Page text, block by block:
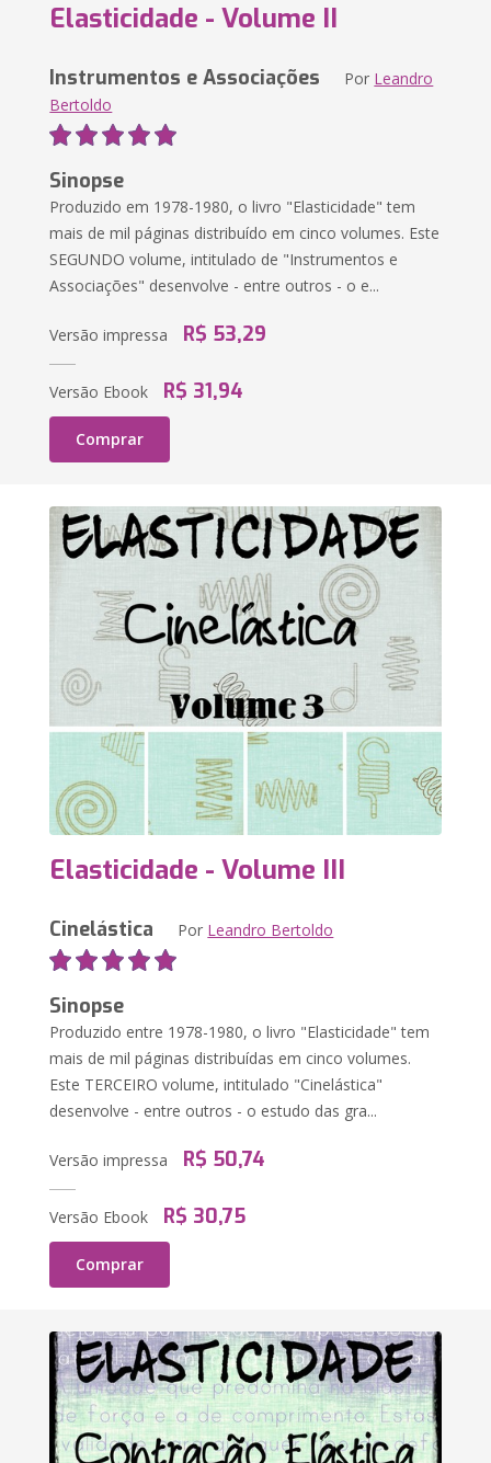
Elasticidade - Volume II
Instrumentos e Associações Por Leandro
Bertoldo
Sinopse
Produzido em 1978-1980, o livro "Elasticidade" tem
mais de mil páginas distribuído em cinco volumes. Este
SEGUNDO volume, intitulado de "Instrumentos e
Associações" desenvolve - entre outros - o e...
Versão impressa R$ 53,29
Versão Ebook R$ 31,94
Comprar
Elasticidade - Volume III
Cinelástica Por Leandro Bertoldo
Sinopse
Produzido entre 1978-1980, o livro "Elasticidade" tem
mais de mil páginas distribuídas em cinco volumes.
Este TERCEIRO volume, intitulado "Cinelástica"
desenvolve - entre outros - o estudo das gra...
Versão impressa R$ 50,74
Versão Ebook R$ 30,75
Comprar